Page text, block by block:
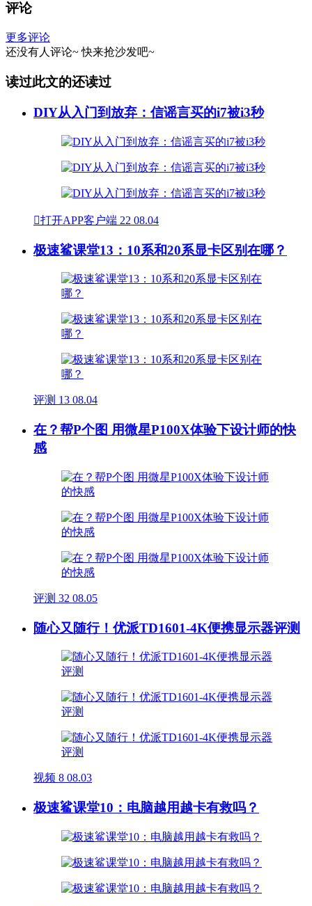
评论
更多评论
还没有人评论~ 快来抢沙发吧~
读过此文的还读过
DIY从入门到放弃：信谣言买的i7被i3秒
打开APP客户端 22 08.04
极速鲨课堂13：10系和20系显卡区别在哪？
评测 13 08.04
在？帮P个图 用微星P100X体验下设计师的快
感
评测 32 08.05
随心又随行！优派TD1601-4K便携显示器评测
视频 8 08.03
极速鲨课堂10：电脑越用越卡有救吗？